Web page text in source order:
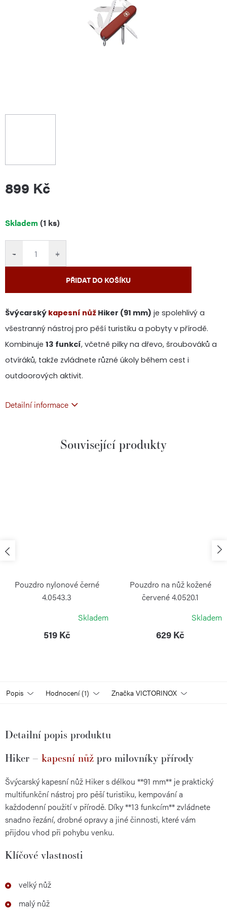
899 Kč
Měrná
Skladem (1 ks)
+
−
PŘIDAT DO KOŠÍKU
Švýcarský kapesní nůž Hiker (91 mm) je spolehlivý a
všestranný nástroj pro pěší turistiku a pobyty v přírodě.
Kombinuje 13 funkcí, včetně pilky na dřevo, šroubováků a
otvíráků, takže zvládnete různé úkoly během cest i
outdoorových aktivit.
Detailní informace
Související produkty
Pouzdro nylonové černé
4.0543.3
Skladem
519 Kč
Pouzdro na nůž kožené
červené 4.0520.1
Skladem
629 Kč
Popis Hodnocení (1) Značka VICTORINOX
Detailní popis produktu
Hiker – kapesní nůž pro milovníky přírody
Švýcarský kapesní nůž Hiker s délkou **91 mm** je praktický
multifunkční nástroj pro pěší turistiku, kempování a
každodenní použití v přírodě. Díky **13 funkcím** zvládnete
snadno řezání, drobné opravy a jiné činnosti, které vám
přijdou vhod při pohybu venku.
Klíčové vlastnosti
velký nůž
malý nůž